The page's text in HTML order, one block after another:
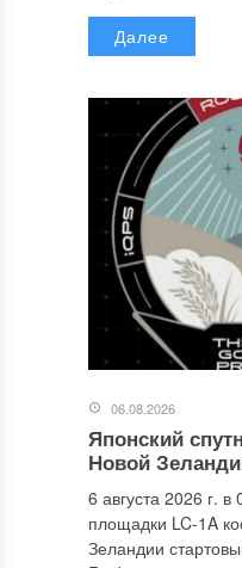
Далее
06.08.2026
Японский
Новой
6 августа 2026 г.
площадки LC-1A
Зеландии